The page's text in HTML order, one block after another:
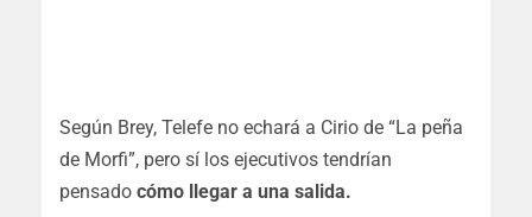
Según Brey, Telefe no echará a Cirio de “La peña
de Morfi”, pero sí los ejecutivos tendrían
pensado cómo llegar a una salida.